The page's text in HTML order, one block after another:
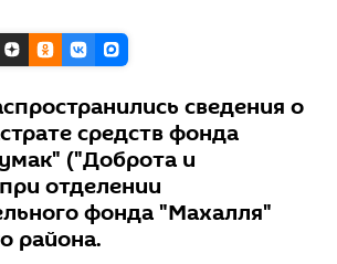
сведения о
средств фонда
("Доброта и
отделении
фонда "Махалля"
района.